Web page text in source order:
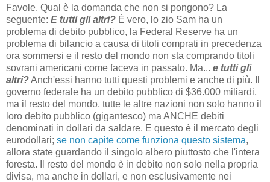
Favole. Qual è la domanda che non si pongono? La
seguente: E tutti gli altri? È vero, lo zio Sam ha un
problema di debito pubblico, la Federal Reserve ha un
problema di bilancio a causa di titoli comprati in precedenza
ora sommersi e il resto del mondo non sta comprando titoli
sovrani americani come faceva in passato. Ma... e tutti gli
altri?Anch'essi hanno tutti questi problemi e anche di più. Il
governo federale ha un debito pubblico di $36.000 miliardi,
ma il resto del mondo, tutte le altre nazioni non solo hanno il
loro debito pubblico (gigantesco) ma ANCHE debiti
denominati in dollari da saldare. E questo è il mercato degli
eurodollari; se non capite come funziona questo sistema,
allora state guardando il singolo albero piuttosto che l'intera
foresta. Il resto del mondo è in debito non solo nella propria
divisa, ma anche in dollari, e non esclusivamente nei